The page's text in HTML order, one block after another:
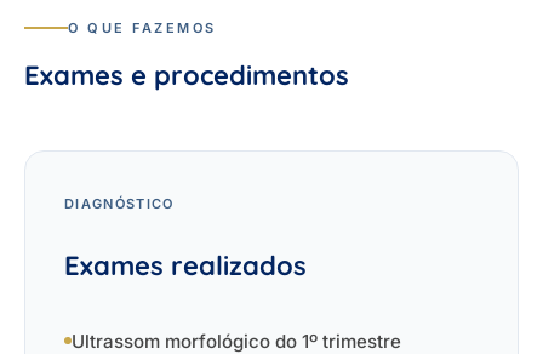
O QUE FAZEMOS
Exames e procedimentos
DIAGNÓSTICO
Exames realizados
Ultrassom morfológico do 1º trimestre